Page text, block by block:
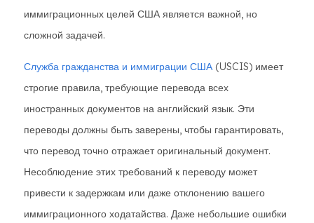
иммиграционных целей США является важной, но
сложной задачей.
Служба гражданства и иммиграции США(USCIS) имеет
строгие правила, требующие перевода всех
иностранных документов на английский язык. Эти
переводы должны быть заверены, чтобы гарантировать,
что перевод точно отражает оригинальный документ.
Несоблюдение этих требований к переводу может
привести к задержкам или даже отклонению вашего
иммиграционного ходатайства. Даже небольшие ошибки